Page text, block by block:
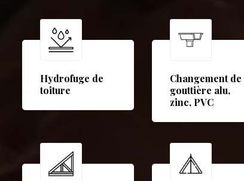
Hydrofuge de
toiture
Changement de
gouttière alu,
zinc, PVC